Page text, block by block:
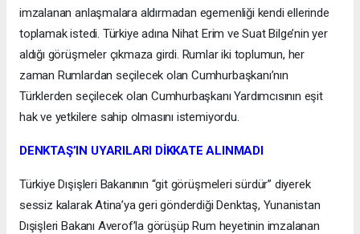
imzalanan anlaşmalara aldırmadan egemenliği kendi ellerinde
toplamak istedi. Türkiye adına Nihat Erim ve Suat Bilge’nin yer
aldığı görüşmeler çıkmaza girdi. Rumlar iki toplumun, her
zaman Rumlardan seçilecek olan Cumhurbaşkanı’nın
Türklerden seçilecek olan Cumhurbaşkanı Yardımcısının eşit
hak ve yetkilere sahip olmasını istemiyordu.
DENKTAŞ’IN UYARILARI DİKKATE ALINMADI
Türkiye Dışişleri Bakanının “git görüşmeleri sürdür” diyerek
sessiz kalarak Atina’ya geri gönderdiği Denktaş, Yunanistan
Dışişleri Bakanı Averof’la görüşüp Rum heyetinin imzalanan